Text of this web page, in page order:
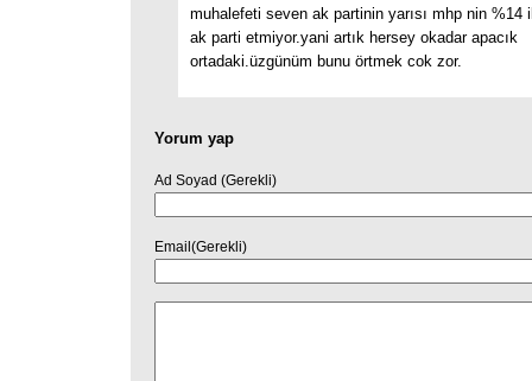
muhalefeti seven ak partinin yarısı mhp nin %14
ak parti etmiyor.yani artık hersey okadar apacık
ortadaki.üzgünüm bunu örtmek cok zor.
Yorum yap
Ad Soyad (Gerekli)
Email(Gerekli)